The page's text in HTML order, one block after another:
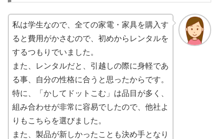
私は学生なので、全ての家電・家具を購入す
ると費用がかさむので、初めからレンタルを
するつもりでいました。
また、レンタルだと、引越しの際に身軽であ
る事、自分の性格に合うと思ったからです。
特に、「かしてドットこむ」は品目が多く、
組み合わせが非常に容易でしたので、他社よ
りもこちらを選びました。
また、製品が新しかったことも決め手となり